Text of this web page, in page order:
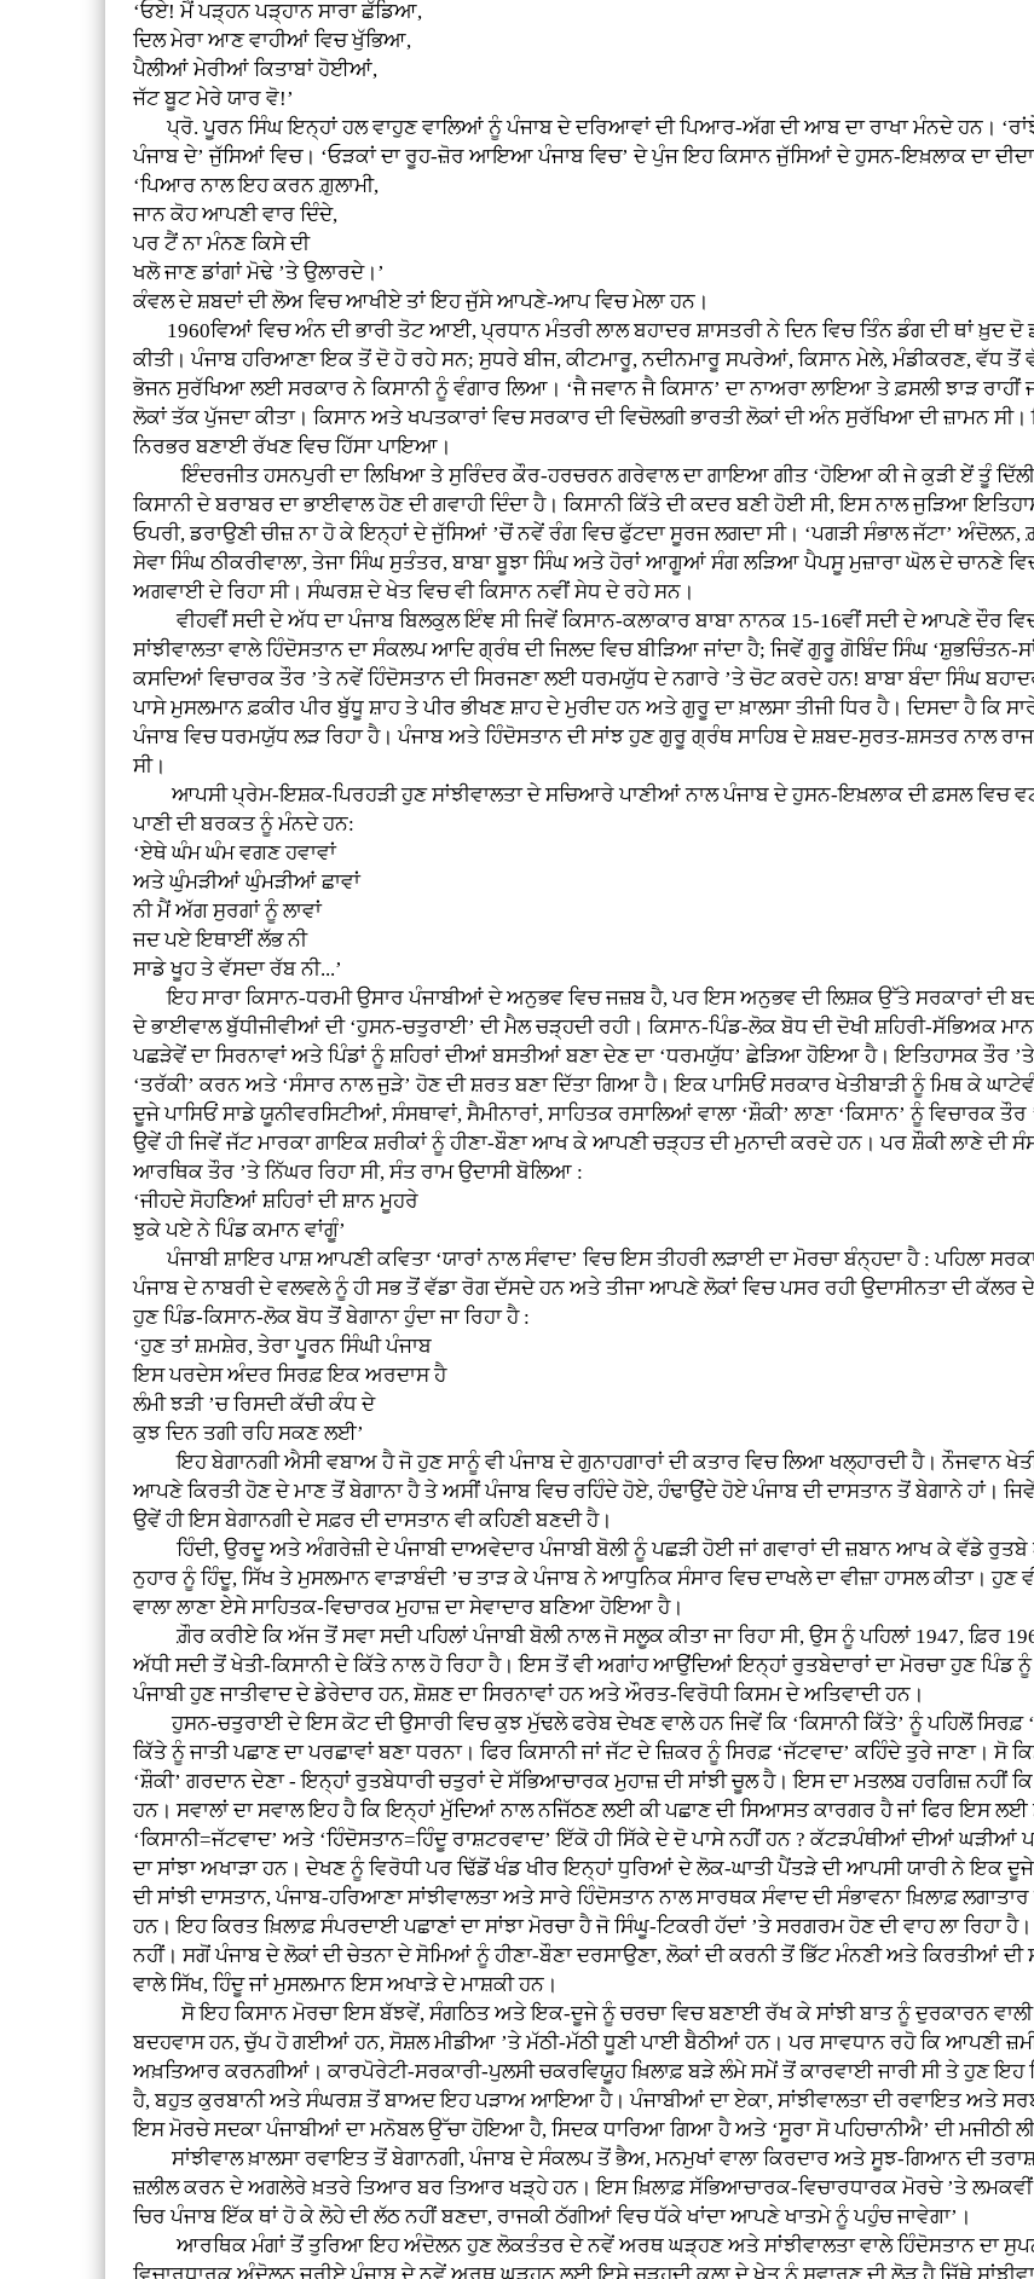
‘ਓਏ! ਮੈਂ ਪੜ੍ਹਨ ਪੜ੍ਹਾਨ ਸਾਰਾ ਛੱਡਿਆ,
ਦਿਲ ਮੇਰਾ ਆਣ ਵਾਹੀਆਂ ਵਿਚ ਖੁੱਭਿਆ,
ਪੈਲੀਆਂ ਮੇਰੀਆਂ ਕਿਤਾਬਾਂ ਹੋਈਆਂ,
ਜੱਟ ਬੂਟ ਮੇਰੇ ਯਾਰ ਵੋ!’
ਪ੍ਰੋ. ਪੂਰਨ ਸਿੰਘ ਇਨ੍ਹਾਂ ਹਲ ਵਾਹੁਣ ਵਾਲਿਆਂ ਨੂੰ ਪੰਜਾਬ ਦੇ ਦਰਿਆਵਾਂ ਦੀ ਪਿਆਰ-ਅੱਗ ਦੀ ਆਬ ਦਾ ਰਾਖਾ ਮੰਨਦੇ ਹਨ।
ਪੰਜਾਬ ਦੇ’ ਜੁੱਸਿਆਂ ਵਿਚ। ‘ਓੜਕਾਂ ਦਾ ਰੂਹ-ਜ਼ੋਰ ਆਇਆ ਪੰਜਾਬ ਵਿਚ’ ਦੇ ਪੁੰਜ ਇਹ ਕਿਸਾਨ ਜੁੱਸਿਆਂ ਦੇ ਹੁਸਨ-ਇਖ਼ਲਾਕ ਦਾ
‘ਪਿਆਰ ਨਾਲ ਇਹ ਕਰਨ ਗ਼ੁਲਾਮੀ,
ਜਾਨ ਕੋਹ ਆਪਣੀ ਵਾਰ ਦਿੰਦੇ,
ਪਰ ਟੈਂ ਨਾ ਮੰਨਣ ਕਿਸੇ ਦੀ
ਖਲੋ ਜਾਣ ਡਾਂਗਾਂ ਮੋਢੇ ’ਤੇ ਉਲਾਰਦੇ।’
ਕੰਵਲ ਦੇ ਸ਼ਬਦਾਂ ਦੀ ਲੋਅ ਵਿਚ ਆਖੀਏ ਤਾਂ ਇਹ ਜੁੱਸੇ ਆਪਣੇ-ਆਪ ਵਿਚ ਮੇਲਾ ਹਨ।
1960ਵਿਆਂ ਵਿਚ ਅੰਨ ਦੀ ਭਾਰੀ ਤੋਟ ਆਈ, ਪ੍ਰਧਾਨ ਮੰਤਰੀ ਲਾਲ ਬਹਾਦਰ ਸ਼ਾਸਤਰੀ ਨੇ ਦਿਨ ਵਿਚ ਤਿੰਨ ਡੰਗ ਦੀ ਥਾਂ ਖ਼ੁਦ ਦੋ
ਕੀਤੀ। ਪੰਜਾਬ ਹਰਿਆਣਾ ਇਕ ਤੋਂ ਦੋ ਹੋ ਰਹੇ ਸਨ; ਸੁਧਰੇ ਬੀਜ, ਕੀਟਮਾਰੂ, ਨਦੀਨਮਾਰੂ ਸਪਰੇਆਂ, ਕਿਸਾਨ ਮੇਲੇ, ਮੰਡੀਕਰਣ, ਵੱਧ
ਭੋਜਨ ਸੁਰੱਖਿਆ ਲਈ ਸਰਕਾਰ ਨੇ ਕਿਸਾਨੀ ਨੂੰ ਵੰਗਾਰ ਲਿਆ। ‘ਜੈ ਜਵਾਨ ਜੈ ਕਿਸਾਨ’ ਦਾ ਨਾਅਰਾ ਲਾਇਆ ਤੇ ਫ਼ਸਲੀ ਝਾੜ
ਲੋਕਾਂ ਤੱਕ ਪੁੱਜਦਾ ਕੀਤਾ। ਕਿਸਾਨ ਅਤੇ ਖਪਤਕਾਰਾਂ ਵਿਚ ਸਰਕਾਰ ਦੀ ਵਿਚੋਲਗੀ ਭਾਰਤੀ ਲੋਕਾਂ ਦੀ ਅੰਨ ਸੁਰੱਖਿਆ ਦੀ ਜ਼ਾਮਨ
ਨਿਰਭਰ ਬਣਾਈ ਰੱਖਣ ਵਿਚ ਹਿੱਸਾ ਪਾਇਆ।
ਇੰਦਰਜੀਤ ਹਸਨਪੁਰੀ ਦਾ ਲਿਖਿਆ ਤੇ ਸੁਰਿੰਦਰ ਕੌਰ-ਹਰਚਰਨ ਗਰੇਵਾਲ ਦਾ ਗਾਇਆ ਗੀਤ ‘ਹੋਇਆ ਕੀ ਜੇ ਕੁੜੀ ਏਂ ਤੂੰ ਦਿੱਲੀ
ਕਿਸਾਨੀ ਦੇ ਬਰਾਬਰ ਦਾ ਭਾਈਵਾਲ ਹੋਣ ਦੀ ਗਵਾਹੀ ਦਿੰਦਾ ਹੈ। ਕਿਸਾਨੀ ਕਿੱਤੇ ਦੀ ਕਦਰ ਬਣੀ ਹੋਈ ਸੀ, ਇਸ ਨਾਲ ਜੁੜਿਆ
ਓਪਰੀ, ਡਰਾਉਣੀ ਚੀਜ਼ ਨਾ ਹੋ ਕੇ ਇਨ੍ਹਾਂ ਦੇ ਜੁੱਸਿਆਂ ’ਚੋਂ ਨਵੇਂ ਰੰਗ ਵਿਚ ਫੁੱਟਦਾ ਸੂਰਜ ਲਗਦਾ ਸੀ। ‘ਪਗੜੀ ਸੰਭਾਲ ਜੱਟਾ’
ਸੇਵਾ ਸਿੰਘ ਠੀਕਰੀਵਾਲਾ, ਤੇਜਾ ਸਿੰਘ ਸੁਤੰਤਰ, ਬਾਬਾ ਬੂਝਾ ਸਿੰਘ ਅਤੇ ਹੋਰਾਂ ਆਗੂਆਂ ਸੰਗ ਲੜਿਆ ਪੈਪਸੂ ਮੁਜ਼ਾਰਾ ਘੋਲ ਦੇ ਚਾਨਣੇ
ਅਗਵਾਈ ਦੇ ਰਿਹਾ ਸੀ। ਸੰਘਰਸ਼ ਦੇ ਖੇਤ ਵਿਚ ਵੀ ਕਿਸਾਨ ਨਵੀਂ ਸੇਧ ਦੇ ਰਹੇ ਸਨ।
ਵੀਹਵੀਂ ਸਦੀ ਦੇ ਅੱਧ ਦਾ ਪੰਜਾਬ ਬਿਲਕੁਲ ਇੰਞ ਸੀ ਜਿਵੇਂ ਕਿਸਾਨ-ਕਲਾਕਾਰ ਬਾਬਾ ਨਾਨਕ 15-16ਵੀਂ ਸਦੀ ਦੇ ਆਪਣੇ ਦੌਰ
ਸਾਂਝੀਵਾਲਤਾ ਵਾਲੇ ਹਿੰਦੋਸਤਾਨ ਦਾ ਸੰਕਲਪ ਆਦਿ ਗ੍ਰੰਥ ਦੀ ਜਿਲਦ ਵਿਚ ਬੀੜਿਆ ਜਾਂਦਾ ਹੈ; ਜਿਵੇਂ ਗੁਰੂ ਗੋਬਿੰਦ ਸਿੰਘ
ਕਸਦਿਆਂ ਵਿਚਾਰਕ ਤੌਰ ’ਤੇ ਨਵੇਂ ਹਿੰਦੋਸਤਾਨ ਦੀ ਸਿਰਜਣਾ ਲਈ ਧਰਮਯੁੱਧ ਦੇ ਨਗਾਰੇ ’ਤੇ ਚੋਟ ਕਰਦੇ ਹਨ! ਬਾਬਾ ਬੰਦਾ ਸਿੰਘ
ਪਾਸੇ ਮੁਸਲਮਾਨ ਫ਼ਕੀਰ ਪੀਰ ਬੁੱਧੂ ਸ਼ਾਹ ਤੇ ਪੀਰ ਭੀਖਣ ਸ਼ਾਹ ਦੇ ਮੁਰੀਦ ਹਨ ਅਤੇ ਗੁਰੂ ਦਾ ਖ਼ਾਲਸਾ ਤੀਜੀ ਧਿਰ ਹੈ। ਦਿਸਦਾ ਹੈ ਕਿ
ਪੰਜਾਬ ਵਿਚ ਧਰਮਯੁੱਧ ਲੜ ਰਿਹਾ ਹੈ। ਪੰਜਾਬ ਅਤੇ ਹਿੰਦੋਸਤਾਨ ਦੀ ਸਾਂਝ ਹੁਣ ਗੁਰੂ ਗ੍ਰੰਥ ਸਾਹਿਬ ਦੇ ਸ਼ਬਦ-ਸੁਰਤ-ਸ਼ਸਤਰ ਨਾਲ
ਸੀ।
ਆਪਸੀ ਪ੍ਰੇਮ-ਇਸ਼ਕ-ਪਿਰਹੜੀ ਹੁਣ ਸਾਂਝੀਵਾਲਤਾ ਦੇ ਸਚਿਆਰੇ ਪਾਣੀਆਂ ਨਾਲ ਪੰਜਾਬ ਦੇ ਹੁਸਨ-ਇਖ਼ਲਾਕ ਦੀ ਫ਼ਸਲ ਵਿਚ
ਪਾਣੀ ਦੀ ਬਰਕਤ ਨੂੰ ਮੰਨਦੇ ਹਨ:
‘ਏਥੇ ਘੰਮ ਘੰਮ ਵਗਣ ਹਵਾਵਾਂ
ਅਤੇ ਘੁੰਮੜੀਆਂ ਘੁੰਮੜੀਆਂ ਛਾਵਾਂ
ਨੀ ਮੈਂ ਅੱਗ ਸੁਰਗਾਂ ਨੂੰ ਲਾਵਾਂ
ਜਦ ਪਏ ਇਥਾਈਂ ਲੱਭ ਨੀ
ਸਾਡੇ ਖੂਹ ਤੇ ਵੱਸਦਾ ਰੱਬ ਨੀ...’
ਇਹ ਸਾਰਾ ਕਿਸਾਨ-ਧਰਮੀ ਉਸਾਰ ਪੰਜਾਬੀਆਂ ਦੇ ਅਨੁਭਵ ਵਿਚ ਜਜ਼ਬ ਹੈ, ਪਰ ਇਸ ਅਨੁਭਵ ਦੀ ਲਿਸ਼ਕ ਉੱਤੇ ਸਰਕਾਰਾਂ ਦੀ
ਦੇ ਭਾਈਵਾਲ ਬੁੱਧੀਜੀਵੀਆਂ ਦੀ ‘ਹੁਸਨ-ਚਤੁਰਾਈ’ ਦੀ ਮੈਲ ਚੜ੍ਹਦੀ ਰਹੀ। ਕਿਸਾਨ-ਪਿੰਡ-ਲੋਕ ਬੋਧ ਦੀ ਦੋਖੀ ਸ਼ਹਿਰੀ-ਸੱਭਿਅਕ
ਪਛੜੇਵੇਂ ਦਾ ਸਿਰਨਾਵਾਂ ਅਤੇ ਪਿੰਡਾਂ ਨੂੰ ਸ਼ਹਿਰਾਂ ਦੀਆਂ ਬਸਤੀਆਂ ਬਣਾ ਦੇਣ ਦਾ ‘ਧਰਮਯੁੱਧ’ ਛੇੜਿਆ ਹੋਇਆ ਹੈ। ਇਤਿਹਾਸਕ ਤੌਰ
‘ਤਰੱਕੀ’ ਕਰਨ ਅਤੇ ‘ਸੰਸਾਰ ਨਾਲ ਜੁੜੇ’ ਹੋਣ ਦੀ ਸ਼ਰਤ ਬਣਾ ਦਿੱਤਾ ਗਿਆ ਹੈ। ਇਕ ਪਾਸਿਓਂ ਸਰਕਾਰ ਖੇਤੀਬਾੜੀ ਨੂੰ ਮਿਥ ਕੇ
ਦੂਜੇ ਪਾਸਿਓਂ ਸਾਡੇ ਯੂਨੀਵਰਸਿਟੀਆਂ, ਸੰਸਥਾਵਾਂ, ਸੈਮੀਨਾਰਾਂ, ਸਾਹਿਤਕ ਰਸਾਲਿਆਂ ਵਾਲਾ ‘ਸ਼ੌਕੀ’ ਲਾਣਾ ‘ਕਿਸਾਨ’ ਨੂੰ ਵਿਚਾਰਕ
ਉਵੇਂ ਹੀ ਜਿਵੇਂ ਜੱਟ ਮਾਰਕਾ ਗਾਇਕ ਸ਼ਰੀਕਾਂ ਨੂੰ ਹੀਣਾ-ਬੌਣਾ ਆਖ ਕੇ ਆਪਣੀ ਚੜ੍ਹਤ ਦੀ ਮੁਨਾਦੀ ਕਰਦੇ ਹਨ। ਪਰ ਸ਼ੌਕੀ ਲਾਣੇ ਦੀ
ਆਰਥਿਕ ਤੌਰ ’ਤੇ ਨਿੱਘਰ ਰਿਹਾ ਸੀ, ਸੰਤ ਰਾਮ ਉਦਾਸੀ ਬੋਲਿਆ :
‘ਜੀਹਦੇ ਸੋਹਣਿਆਂ ਸ਼ਹਿਰਾਂ ਦੀ ਸ਼ਾਨ ਮੂਹਰੇ
ਝੁਕੇ ਪਏ ਨੇ ਪਿੰਡ ਕਮਾਨ ਵਾਂਗੂੰ’
ਪੰਜਾਬੀ ਸ਼ਾਇਰ ਪਾਸ਼ ਆਪਣੀ ਕਵਿਤਾ ‘ਯਾਰਾਂ ਨਾਲ ਸੰਵਾਦ’ ਵਿਚ ਇਸ ਤੀਹਰੀ ਲੜਾਈ ਦਾ ਮੋਰਚਾ ਬੰਨ੍ਹਦਾ ਹੈ : ਪਹਿਲਾ
ਪੰਜਾਬ ਦੇ ਨਾਬਰੀ ਦੇ ਵਲਵਲੇ ਨੂੰ ਹੀ ਸਭ ਤੋਂ ਵੱਡਾ ਰੋਗ ਦੱਸਦੇ ਹਨ ਅਤੇ ਤੀਜਾ ਆਪਣੇ ਲੋਕਾਂ ਵਿਚ ਪਸਰ ਰਹੀ ਉਦਾਸੀਨਤਾ ਦੀ ਕੱਲਰ
ਹੁਣ ਪਿੰਡ-ਕਿਸਾਨ-ਲੋਕ ਬੋਧ ਤੋਂ ਬੇਗਾਨਾ ਹੁੰਦਾ ਜਾ ਰਿਹਾ ਹੈ :
‘ਹੁਣ ਤਾਂ ਸ਼ਮਸ਼ੇਰ, ਤੇਰਾ ਪੂਰਨ ਸਿੰਘੀ ਪੰਜਾਬ
ਇਸ ਪਰਦੇਸ ਅੰਦਰ ਸਿਰਫ਼ ਇਕ ਅਰਦਾਸ ਹੈ
ਲੰਮੀ ਝੜੀ ’ਚ ਰਿਸਦੀ ਕੱਚੀ ਕੰਧ ਦੇ
ਕੁਝ ਦਿਨ ਤਗੀ ਰਹਿ ਸਕਣ ਲਈ’
ਇਹ ਬੇਗਾਨਗੀ ਐਸੀ ਵਬਾਅ ਹੈ ਜੋ ਹੁਣ ਸਾਨੂੰ ਵੀ ਪੰਜਾਬ ਦੇ ਗੁਨਾਹਗਾਰਾਂ ਦੀ ਕਤਾਰ ਵਿਚ ਲਿਆ ਖਲ੍ਹਾਰਦੀ ਹੈ। ਨੌਜਵਾਨ
ਆਪਣੇ ਕਿਰਤੀ ਹੋਣ ਦੇ ਮਾਣ ਤੋਂ ਬੇਗਾਨਾ ਹੈ ਤੇ ਅਸੀਂ ਪੰਜਾਬ ਵਿਚ ਰਹਿੰਦੇ ਹੋਏ, ਹੰਢਾਉਂਦੇ ਹੋਏ ਪੰਜਾਬ ਦੀ ਦਾਸਤਾਨ ਤੋਂ ਬੇਗਾਨੇ ਹਾਂ।
ਉਵੇਂ ਹੀ ਇਸ ਬੇਗਾਨਗੀ ਦੇ ਸਫ਼ਰ ਦੀ ਦਾਸਤਾਨ ਵੀ ਕਹਿਣੀ ਬਣਦੀ ਹੈ।
ਹਿੰਦੀ, ਉਰਦੂ ਅਤੇ ਅੰਗਰੇਜ਼ੀ ਦੇ ਪੰਜਾਬੀ ਦਾਅਵੇਦਾਰ ਪੰਜਾਬੀ ਬੋਲੀ ਨੂੰ ਪਛੜੀ ਹੋਈ ਜਾਂ ਗਵਾਰਾਂ ਦੀ ਜ਼ਬਾਨ ਆਖ ਕੇ ਵੱਡੇ ਰੁਤਬੇ
ਨੁਹਾਰ ਨੂੰ ਹਿੰਦੂ, ਸਿੱਖ ਤੇ ਮੁਸਲਮਾਨ ਵਾੜਾਬੰਦੀ ’ਚ ਤਾੜ ਕੇ ਪੰਜਾਬ ਨੇ ਆਧੁਨਿਕ ਸੰਸਾਰ ਵਿਚ ਦਾਖਲੇ ਦਾ ਵੀਜ਼ਾ ਹਾਸਲ ਕੀਤਾ। ਹੁਣ
ਵਾਲਾ ਲਾਣਾ ਏਸੇ ਸਾਹਿਤਕ-ਵਿਚਾਰਕ ਮੁਹਾਜ਼ ਦਾ ਸੇਵਾਦਾਰ ਬਣਿਆ ਹੋਇਆ ਹੈ।
ਗ਼ੌਰ ਕਰੀਏ ਕਿ ਅੱਜ ਤੋਂ ਸਵਾ ਸਦੀ ਪਹਿਲਾਂ ਪੰਜਾਬੀ ਬੋਲੀ ਨਾਲ ਜੋ ਸਲੂਕ ਕੀਤਾ ਜਾ ਰਿਹਾ ਸੀ, ਉਸ ਨੂੰ ਪਹਿਲਾਂ 1947, ਫ਼ਿਰ
ਅੱਧੀ ਸਦੀ ਤੋਂ ਖੇਤੀ-ਕਿਸਾਨੀ ਦੇ ਕਿੱਤੇ ਨਾਲ ਹੋ ਰਿਹਾ ਹੈ। ਇਸ ਤੋਂ ਵੀ ਅਗਾਂਹ ਆਉਂਦਿਆਂ ਇਨ੍ਹਾਂ ਰੁਤਬੇਦਾਰਾਂ ਦਾ ਮੋਰਚਾ ਹੁਣ ਪਿੰਡ
ਪੰਜਾਬੀ ਹੁਣ ਜਾਤੀਵਾਦ ਦੇ ਡੇਰੇਦਾਰ ਹਨ, ਸ਼ੋਸ਼ਣ ਦਾ ਸਿਰਨਾਵਾਂ ਹਨ ਅਤੇ ਔਰਤ-ਵਿਰੋਧੀ ਕਿਸਮ ਦੇ ਅਤਿਵਾਦੀ ਹਨ।
ਹੁਸਨ-ਚਤੁਰਾਈ ਦੇ ਇਸ ਕੋਟ ਦੀ ਉਸਾਰੀ ਵਿਚ ਕੁਝ ਮੁੱਢਲੇ ਫਰੇਬ ਦੇਖਣ ਵਾਲੇ ਹਨ ਜਿਵੇਂ ਕਿ ‘ਕਿਸਾਨੀ ਕਿੱਤੇ’ ਨੂੰ ਪਹਿਲੋਂ ਸਿਰਫ਼
ਕਿੱਤੇ ਨੂੰ ਜਾਤੀ ਪਛਾਣ ਦਾ ਪਰਛਾਵਾਂ ਬਣਾ ਧਰਨਾ। ਫਿਰ ਕਿਸਾਨੀ ਜਾਂ ਜੱਟ ਦੇ ਜ਼ਿਕਰ ਨੂੰ ਸਿਰਫ਼ ‘ਜੱਟਵਾਦ’ ਕਹਿੰਦੇ ਤੁਰੇ ਜਾਣਾ। ਸੋ
‘ਸ਼ੌਕੀ’ ਗਰਦਾਨ ਦੇਣਾ - ਇਨ੍ਹਾਂ ਰੁਤਬੇਧਾਰੀ ਚਤੁਰਾਂ ਦੇ ਸੱਭਿਆਚਾਰਕ ਮੁਹਾਜ਼ ਦੀ ਸਾਂਝੀ ਚੂਲ ਹੈ। ਇਸ ਦਾ ਮਤਲਬ ਹਰਗਿਜ਼
ਹਨ। ਸਵਾਲਾਂ ਦਾ ਸਵਾਲ ਇਹ ਹੈ ਕਿ ਇਨ੍ਹਾਂ ਮੁੱਦਿਆਂ ਨਾਲ ਨਜਿੱਠਣ ਲਈ ਕੀ ਪਛਾਣ ਦੀ ਸਿਆਸਤ ਕਾਰਗਰ ਹੈ ਜਾਂ ਫਿਰ ਇਸ
‘ਕਿਸਾਨੀ=ਜੱਟਵਾਦ’ ਅਤੇ ‘ਹਿੰਦੋਸਤਾਨ=ਹਿੰਦੂ ਰਾਸ਼ਟਰਵਾਦ’ ਇੱਕੋ ਹੀ ਸਿੱਕੇ ਦੇ ਦੋ ਪਾਸੇ ਨਹੀਂ ਹਨ ? ਕੱਟੜਪੰਥੀਆਂ ਦੀਆਂ ਘੜੀਆਂ
ਦਾ ਸਾਂਝਾ ਅਖਾੜਾ ਹਨ। ਦੇਖਣ ਨੂੰ ਵਿਰੋਧੀ ਪਰ ਢਿੱਡੋਂ ਖੰਡ ਖੀਰ ਇਨ੍ਹਾਂ ਧੁਰਿਆਂ ਦੇ ਲੋਕ-ਘਾਤੀ ਪੈਂਤੜੇ ਦੀ ਆਪਸੀ ਯਾਰੀ ਨੇ ਇਕ
ਦੀ ਸਾਂਝੀ ਦਾਸਤਾਨ, ਪੰਜਾਬ-ਹਰਿਆਣਾ ਸਾਂਝੀਵਾਲਤਾ ਅਤੇ ਸਾਰੇ ਹਿੰਦੋਸਤਾਨ ਨਾਲ ਸਾਰਥਕ ਸੰਵਾਦ ਦੀ ਸੰਭਾਵਨਾ ਖ਼ਿਲਾਫ਼
ਹਨ। ਇਹ ਕਿਰਤ ਖ਼ਿਲਾਫ਼ ਸੰਪਰਦਾਈ ਪਛਾਣਾਂ ਦਾ ਸਾਂਝਾ ਮੋਰਚਾ ਹੈ ਜੋ ਸਿੰਘੂ-ਟਿਕਰੀ ਹੱਦਾਂ ’ਤੇ ਸਰਗਰਮ ਹੋਣ ਦੀ ਵਾਹ ਲਾ ਰਿਹਾ
ਨਹੀਂ। ਸਗੋਂ ਪੰਜਾਬ ਦੇ ਲੋਕਾਂ ਦੀ ਚੇਤਨਾ ਦੇ ਸੋਮਿਆਂ ਨੂੰ ਹੀਣਾ-ਬੌਣਾ ਦਰਸਾਉਣਾ, ਲੋਕਾਂ ਦੀ ਕਰਨੀ ਤੋਂ ਭਿੱਟ ਮੰਨਣੀ ਅਤੇ ਕਿਰਤੀਆਂ
ਵਾਲੇ ਸਿੱਖ, ਹਿੰਦੂ ਜਾਂ ਮੁਸਲਮਾਨ ਇਸ ਅਖਾੜੇ ਦੇ ਮਾਸ਼ਕੀ ਹਨ।
ਸੋ ਇਹ ਕਿਸਾਨ ਮੋਰਚਾ ਇਸ ਬੱਝਵੇਂ, ਸੰਗਠਿਤ ਅਤੇ ਇਕ-ਦੂਜੇ ਨੂੰ ਚਰਚਾ ਵਿਚ ਬਣਾਈ ਰੱਖ ਕੇ ਸਾਂਝੀ ਬਾਤ ਨੂੰ ਦੁਰਕਾਰਨ ਵਾਲੀ
ਬਦਹਵਾਸ ਹਨ, ਚੁੱਪ ਹੋ ਗਈਆਂ ਹਨ, ਸੋਸ਼ਲ ਮੀਡੀਆ ’ਤੇ ਮੱਠੀ-ਮੱਠੀ ਧੂਣੀ ਪਾਈ ਬੈਠੀਆਂ ਹਨ। ਪਰ ਸਾਵਧਾਨ ਰਹੋ ਕਿ ਆਪਣੀ
ਅਖ਼ਤਿਆਰ ਕਰਨਗੀਆਂ। ਕਾਰਪੋਰੇਟੀ-ਸਰਕਾਰੀ-ਪੁਲਸੀ ਚਕਰਵਿਯੂਹ ਖ਼ਿਲਾਫ਼ ਬੜੇ ਲੰਮੇ ਸਮੇਂ ਤੋਂ ਕਾਰਵਾਈ ਜਾਰੀ ਸੀ ਤੇ ਹੁਣ
ਹੈ, ਬਹੁਤ ਕੁਰਬਾਨੀ ਅਤੇ ਸੰਘਰਸ਼ ਤੋਂ ਬਾਅਦ ਇਹ ਪੜਾਅ ਆਇਆ ਹੈ। ਪੰਜਾਬੀਆਂ ਦਾ ਏਕਾ, ਸਾਂਝੀਵਾਲਤਾ ਦੀ ਰਵਾਇਤ ਅਤੇ ਸਰਬੱਤ
ਇਸ ਮੋਰਚੇ ਸਦਕਾ ਪੰਜਾਬੀਆਂ ਦਾ ਮਨੋਬਲ ਉੱਚਾ ਹੋਇਆ ਹੈ, ਸਿਦਕ ਧਾਰਿਆ ਗਿਆ ਹੈ ਅਤੇ ‘ਸੂਰਾ ਸੋ ਪਹਿਚਾਨੀਐ’ ਦੀ ਮਜੀਠੀ
ਸਾਂਝੀਵਾਲ ਖ਼ਾਲਸਾ ਰਵਾਇਤ ਤੋਂ ਬੇਗਾਨਗੀ, ਪੰਜਾਬ ਦੇ ਸੰਕਲਪ ਤੋਂ ਭੈਅ, ਮਨਮੁਖਾਂ ਵਾਲਾ ਕਿਰਦਾਰ ਅਤੇ ਸੂਝ-ਗਿਆਨ ਦੀ
ਜ਼ਲੀਲ ਕਰਨ ਦੇ ਅਗਲੇਰੇ ਖ਼ਤਰੇ ਤਿਆਰ ਬਰ ਤਿਆਰ ਖੜ੍ਹੇ ਹਨ। ਇਸ ਖ਼ਿਲਾਫ਼ ਸੱਭਿਆਚਾਰਕ-ਵਿਚਾਰਧਾਰਕ ਮੋਰਚੇ ’ਤੇ
ਚਿਰ ਪੰਜਾਬ ਇੱਕ ਥਾਂ ਹੋ ਕੇ ਲੋਹੇ ਦੀ ਲੱਠ ਨਹੀਂ ਬਣਦਾ, ਰਾਜਕੀ ਠੱਗੀਆਂ ਵਿਚ ਧੱਕੇ ਖਾਂਦਾ ਆਪਣੇ ਖਾਤਮੇ ਨੂੰ ਪਹੁੰਚ ਜਾਵੇਗਾ’।
ਆਰਥਿਕ ਮੰਗਾਂ ਤੋਂ ਤੁਰਿਆ ਇਹ ਅੰਦੋਲਨ ਹੁਣ ਲੋਕਤੰਤਰ ਦੇ ਨਵੇਂ ਅਰਥ ਘੜ੍ਹਣ ਅਤੇ ਸਾਂਝੀਵਾਲਤਾ ਵਾਲੇ ਹਿੰਦੋਸਤਾਨ ਦਾ
ਵਿਚਾਰਧਾਰਕ ਅੰਦੋਲਨ ਜ਼ਰੀਏ ਪੰਜਾਬ ਦੇ ਨਵੇਂ ਅਰਥ ਘੜ੍ਹਨ ਲਈ ਇਸੇ ਚੜ੍ਹਦੀ ਕਲਾ ਦੇ ਖੇਤ ਨੂੰ ਸਵਾਰਣ ਦੀ ਲੋੜ ਹੈ ਜਿੱਥੇ